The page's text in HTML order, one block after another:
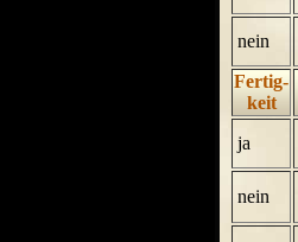
nein
Fertig-
keit
ja
nein